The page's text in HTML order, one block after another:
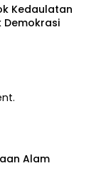
Kedaulatan
Demokrasi
Alam